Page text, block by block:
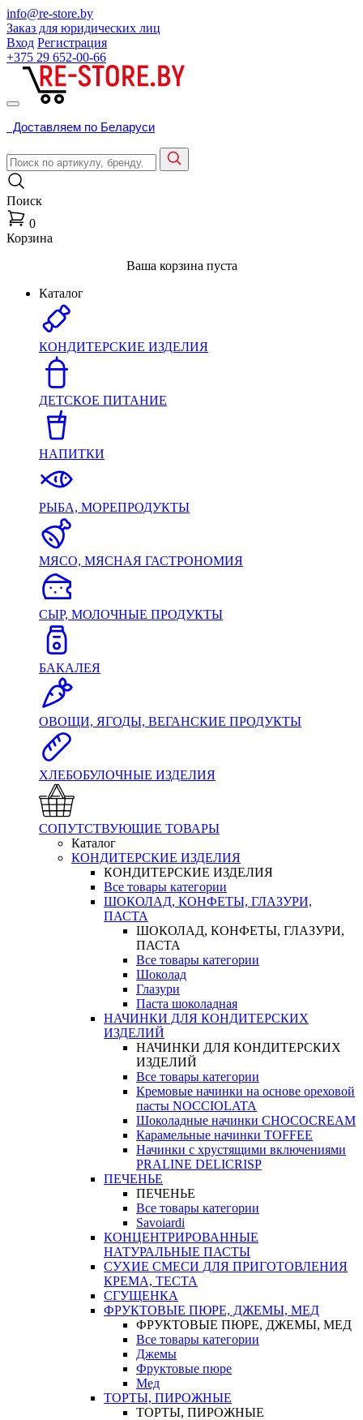
info@re-store.by
Заказ для юридических лиц
Вход Регистрация
+375 29 652-00-66
Доставляем по Беларуси
Поиск
0
Корзина
Ваша корзина пуста
Каталог
КОНДИТЕРСКИЕ ИЗДЕЛИЯ
ДЕТСКОЕ ПИТАНИЕ
НАПИТКИ
РЫБА, МОРЕПРОДУКТЫ
МЯСО, МЯСНАЯ ГАСТРОНОМИЯ
СЫР, МОЛОЧНЫЕ ПРОДУКТЫ
БАКАЛЕЯ
ОВОЩИ, ЯГОДЫ, ВЕГАНСКИЕ ПРОДУКТЫ
ХЛЕБОБУЛОЧНЫЕ ИЗДЕЛИЯ
СОПУТСТВУЮЩИЕ ТОВАРЫ
Каталог
КОНДИТЕРСКИЕ ИЗДЕЛИЯ
КОНДИТЕРСКИЕ ИЗДЕЛИЯ
Все товары категории
ШОКОЛАД, КОНФЕТЫ, ГЛАЗУРИ,
ПАСТА
ШОКОЛАД, КОНФЕТЫ, ГЛАЗУРИ,
ПАСТА
Все товары категории
Шоколад
Глазури
Паста шоколадная
НАЧИНКИ ДЛЯ КОНДИТЕРСКИХ
ИЗДЕЛИЙ
НАЧИНКИ ДЛЯ КОНДИТЕРСКИХ
ИЗДЕЛИЙ
Все товары категории
Кремовые начинки на основе ореховой
пасты NOCCIOLATA
Шоколадные начинки CHOCOCREAM
Карамельные начинки TOFFEE
Начинки с хрустящими включениями
PRALINE DELICRISP
ПЕЧЕНЬЕ
ПЕЧЕНЬЕ
Все товары категории
Savoiardi
КОНЦЕНТРИРОВАННЫЕ
НАТУРАЛЬНЫЕ ПАСТЫ
СУХИЕ СМЕСИ ДЛЯ ПРИГОТОВЛЕНИЯ
КРЕМА, ТЕСТА
СГУЩЕНКА
ФРУКТОВЫЕ ПЮРЕ, ДЖЕМЫ, МЕД
ФРУКТОВЫЕ ПЮРЕ, ДЖЕМЫ, МЕД
Все товары категории
Джемы
Фруктовые пюре
Мед
ТОРТЫ, ПИРОЖНЫЕ
ТОРТЫ, ПИРОЖНЫЕ